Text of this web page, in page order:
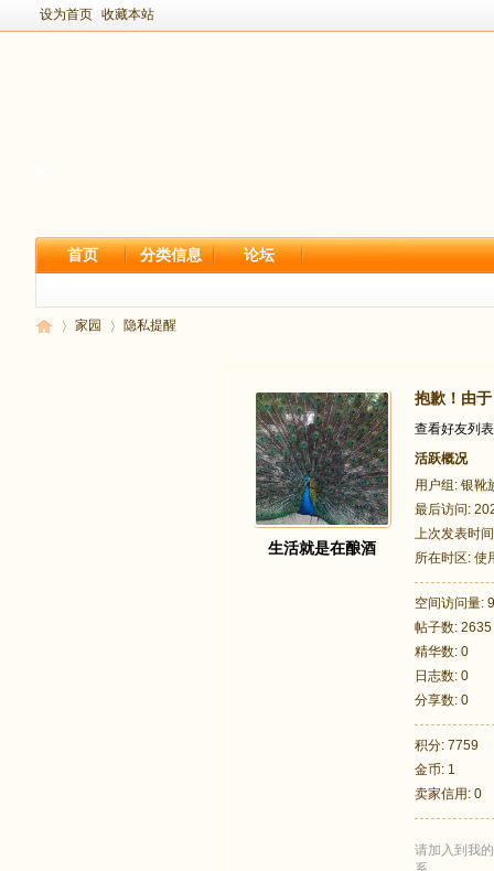
设为首页 收藏本站
首页 分类信息 论坛
家园 隐私提醒
生活就是在酿酒
抱歉！由
查看好友列表
活跃概况
用户组: 银靴
最后访问:
上次发表时
所在时区: 使
空间访问量:
帖子数: 2635
精华数: 0
日志数: 0
分享数: 0
积分: 7759
金币: 1
卖家信用: 0
请加入到我